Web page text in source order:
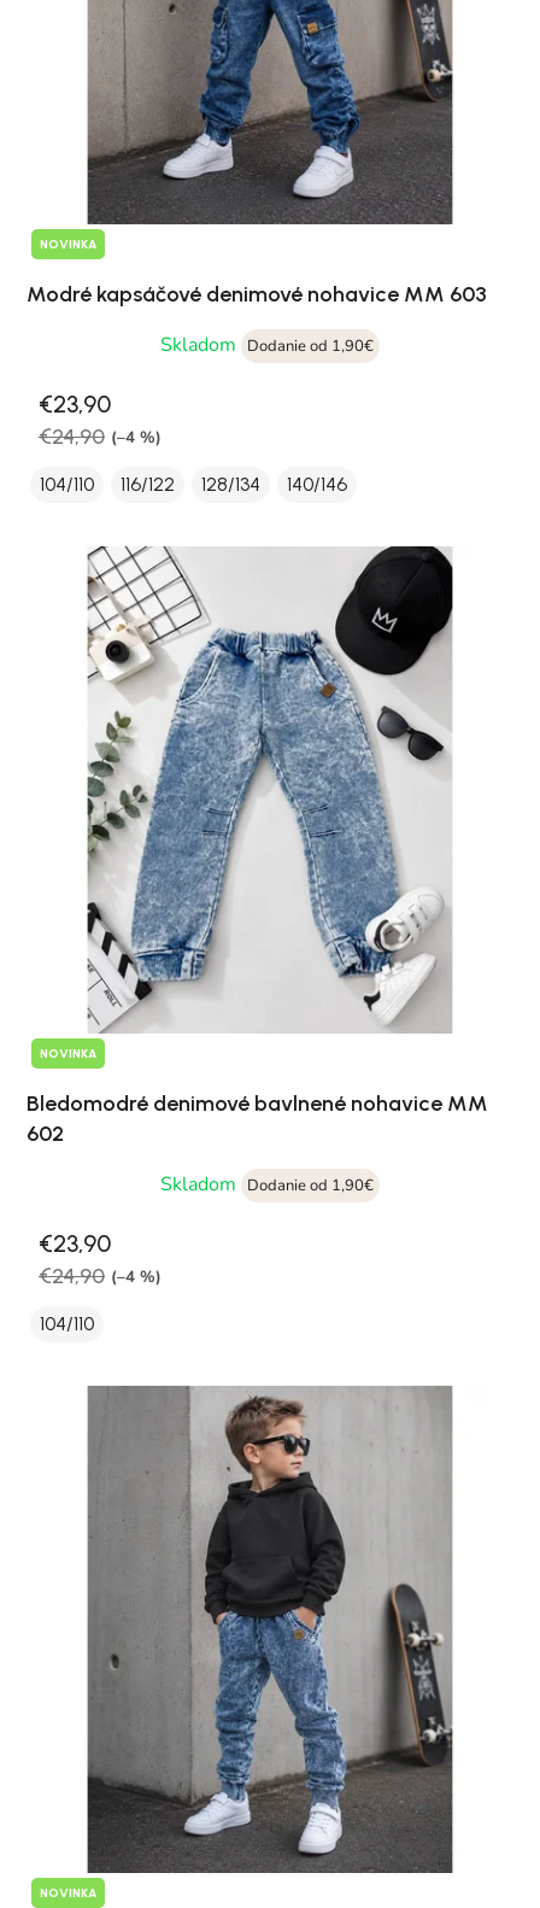
NOVINKA
Modré kapsáčové denimové nohavice MM 603
Skladom
Dodanie od 1,90€
€23,90
€24,90 (–4 %)
104/110 116/122 128/134 140/146
NOVINKA
Bledomodré denimové bavlnené nohavice MM
602
Skladom
Dodanie od 1,90€
€23,90
€24,90 (–4 %)
104/110
NOVINKA